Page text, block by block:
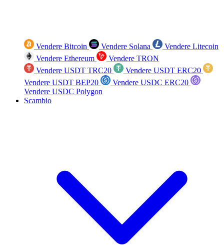
Vendere Bitcoin Vendere Solana
Vendere Litecoin
Vendere Ethereum
Vendere TRON
Vendere USDT TRC20
Vendere USDT ERC20
Vendere USDT BEP20
Vendere USDC ERC20
Vendere USDC Polygon
Scambio